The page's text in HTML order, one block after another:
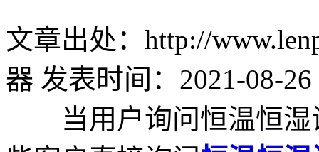
文章出处：http://
器 发表时间：2021-08-26
当用户询问恒温恒湿